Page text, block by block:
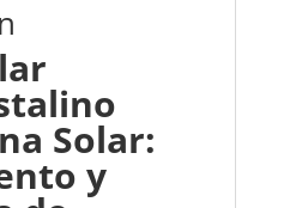
Solar:
y